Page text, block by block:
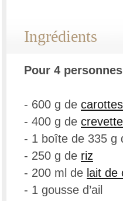
Ingrédients
Pour 4 personnes
- 600 g de carottes
- 400 g de
- 1 boîte de 335 g
- 250 g de riz
- 200 ml de lait de
- 1 gousse d’ail